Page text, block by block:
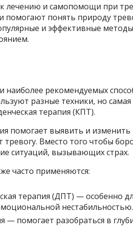
лечению и самопомощи при
помогают понять природу
и эффективные
наиболее рекомендуемых
разные техники, но самая
терапия (КПТ).
помогает выявить и
Вместо того чтобы
ситуаций, вызывающих страх.
часто применяются:
терапия (ДПТ) — особенно
нестабильностью.
— помогает разобраться в